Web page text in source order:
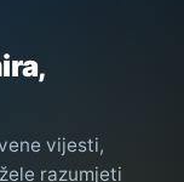
vijesti,
razumjeti